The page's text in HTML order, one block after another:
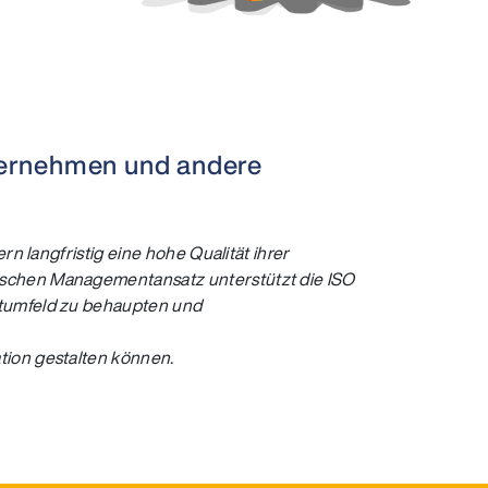
und andere
langfristig eine hohe Qualität ihrer
Managementansatz unterstützt die ISO
zu behaupten und
gestalten können.